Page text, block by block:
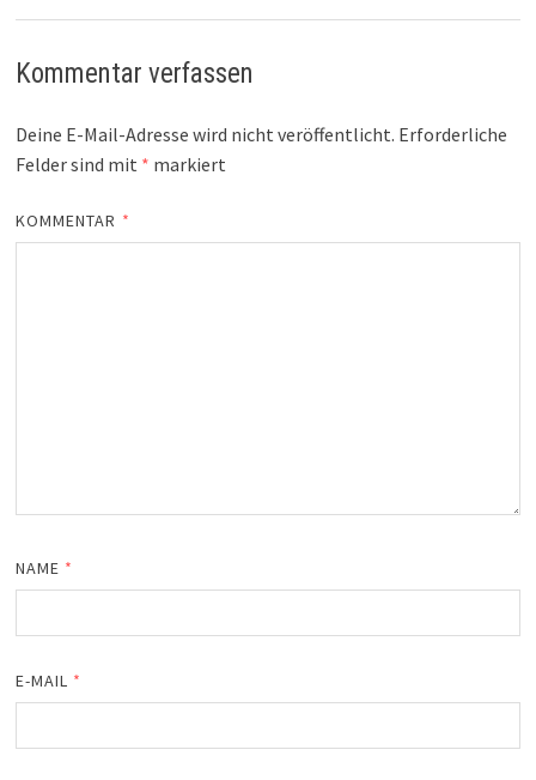
Kommentar verfassen
Deine E-Mail-Adresse wird nicht veröffentlicht. Erforderliche
Felder sind mit * markiert
KOMMENTAR *
NAME *
E-MAIL *